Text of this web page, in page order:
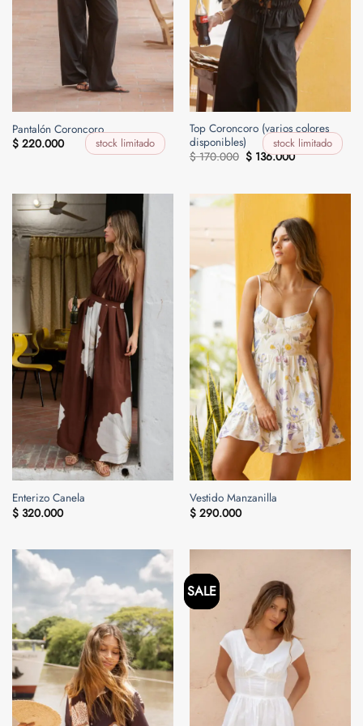
Pantalón Coroncoro
stock limitado
$220.000
Top Coroncoro (varios colores
disponibles)
stock limitado
$170.000 El
precio
$ 170.000.
$136.000El
$ 136.000.
Enterizo Canela
$320.000
Vestido Manzanilla
$290.000
SALE